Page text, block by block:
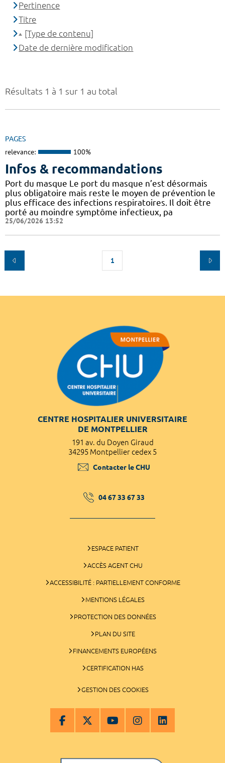
Résultats 1 à 1 sur 1 au total
PAGES
relevance: 100%
Infos & recommandations
Port du masque Le port du masque n’est désormais
plus obligatoire mais reste le moyen de prévention le
plus efficace des infections respiratoires. Il doit être
porté au moindre symptôme infectieux, pa
25/06/2026 13:52
1
Pertinence
Titre
[Type de contenu]
Date de dernière modification
CENTRE HOSPITALIER UNIVERSITAIRE
DE MONTPELLIER
191 av. du Doyen Giraud
34295 Montpellier cedex 5
Contacter le CHU
04 67 33 67 33
ESPACE PATIENT
ACCÈS AGENT CHU
ACCESSIBILITÉ : PARTIELLEMENT CONFORME
MENTIONS LÉGALES
PROTECTION DES DONNÉES
PLAN DU SITE
FINANCEMENTS EUROPÉENS
CERTIFICATION HAS
GESTION DES COOKIES